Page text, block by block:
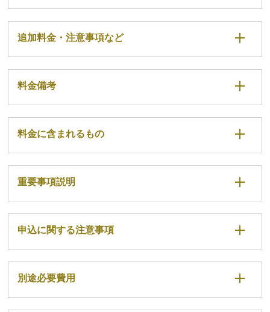
追加料金・注意事項など
料金備考
料金に含まれるもの
重要事項説明
申込に関する注意事項
別途必要費用